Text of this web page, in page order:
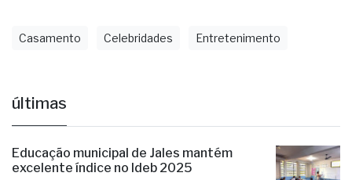
Casamento Celebridades Entretenimento
últimas
Educação municipal de Jales mantém
excelente índice no Ideb 2025